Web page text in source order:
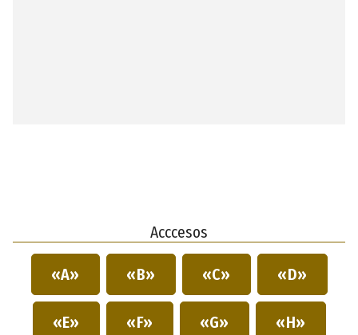
Acccesos
«A» «B» «C» «D»
«E» «F» «G» «H»